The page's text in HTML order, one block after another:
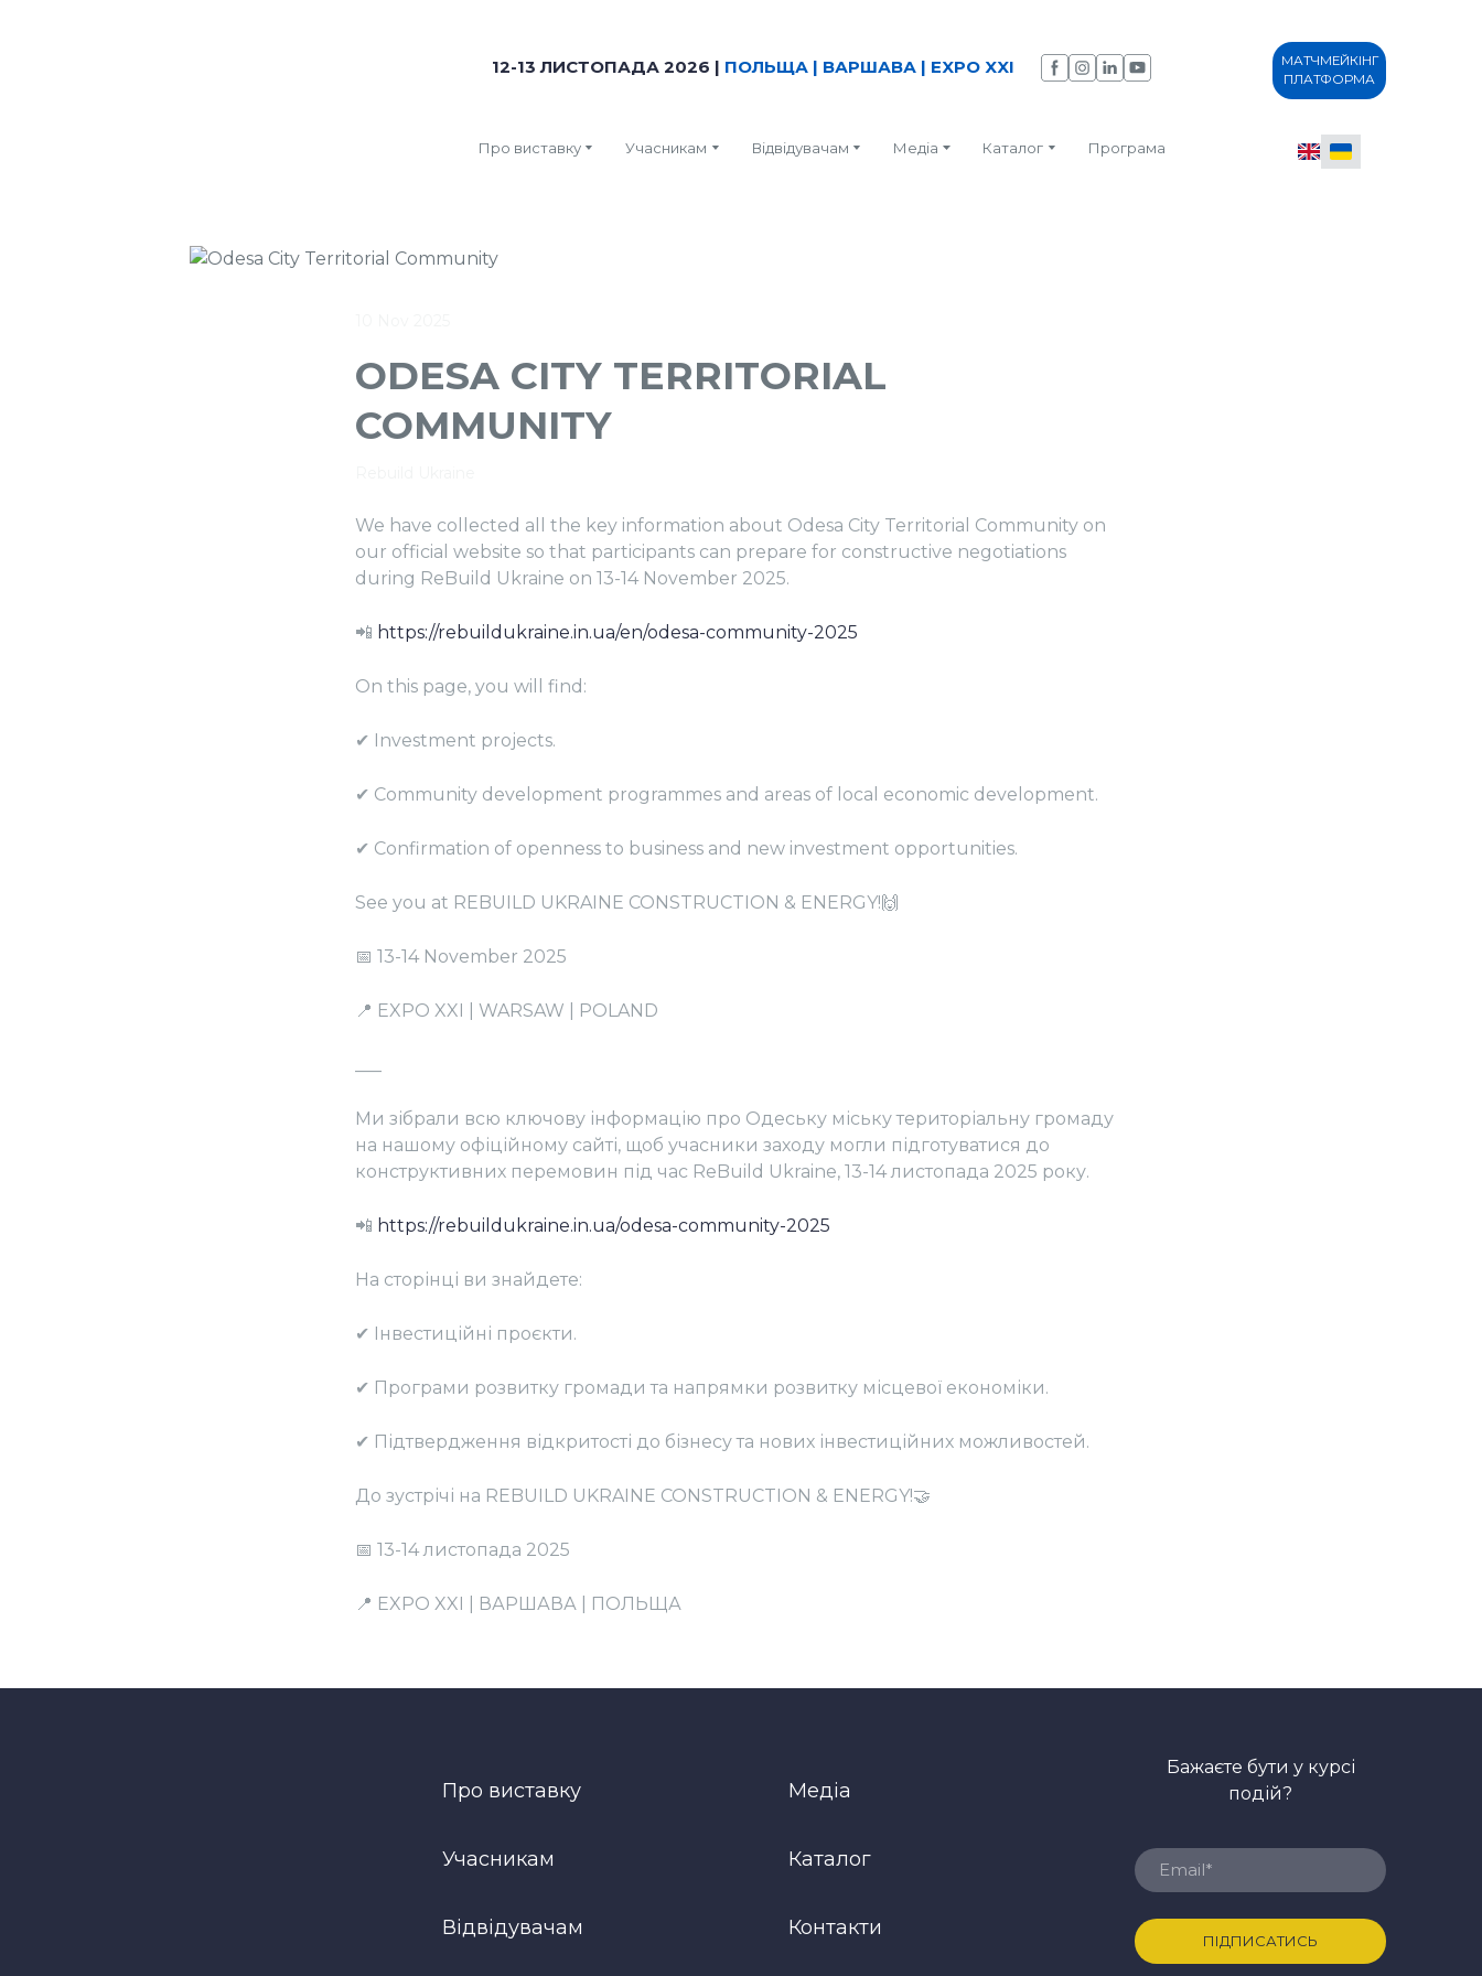
12-13 ЛИСТОПАДА 2026 | ПОЛЬЩА | ВАРШАВА | EXPO XXI
Про виставку Учасникам Відвідувачам Медіа Каталог Програма
МАТЧМЕЙКІНГ
ПЛАТФОРМА
ODESA CITY TERRITORIAL
COMMUNITY
We have collected all the key information about Odesa City Territorial Community on
our official website so that participants can prepare for constructive negotiations
during ReBuild Ukraine on 13-14 November 2025.
📲 https://rebuildukraine.in.ua/en/odesa-community-2025
On this page, you will find:
✔ Investment projects.
✔ Community development programmes and areas of local economic development.
✔ Confirmation of openness to business and new investment opportunities.
See you at REBUILD UKRAINE CONSTRUCTION & ENERGY!🙌
📅 13-14 November 2025
📍 EXPO XXI | WARSAW | POLAND
Ми зібрали всю ключову інформацію про Одеську міську територіальну громаду
на нашому офіційному сайті, щоб учасники заходу могли підготуватися до
конструктивних перемовин під час ReBuild Ukraine, 13-14 листопада 2025 року.
📲 https://rebuildukraine.in.ua/odesa-community-2025
На сторінці ви знайдете:
✔ Інвестиційні проєкти.
✔ Програми розвитку громади та напрямки розвитку місцевої економіки.
✔ Підтвердження відкритості до бізнесу та нових інвестиційних можливостей.
До зустрічі на REBUILD UKRAINE CONSTRUCTION & ENERGY!🤝
📅 13-14 листопада 2025
📍 EXPO XXI | ВАРШАВА | ПОЛЬЩА
Про виставку
Учасникам
Відвідувачам
Медіа
Каталог
Контакти
Бажаєте бути у курсі
подій?
ПІДПИСАТИСЬ